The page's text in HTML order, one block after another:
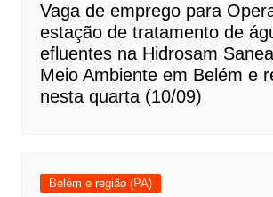
Vaga de emprego para
estação de tratamento de
efluentes na Hidrosam
Meio Ambiente em Belém e
nesta quarta (10/09)
Belém e região (PA)